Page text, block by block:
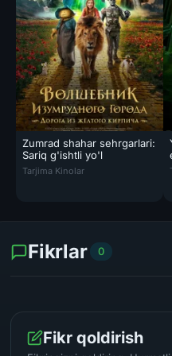
Zumrad shahar sehrgarlari:
Sariq g'ishtli yo'l
Zumrad shahar sehrgarlari:
Tarjima Kinolar
Fikrlar 0
Fikr qoldirish